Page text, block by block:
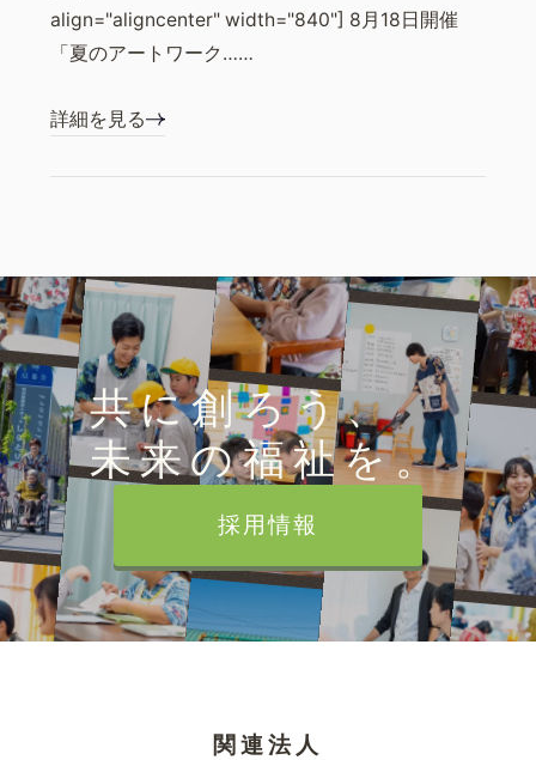
align="aligncenter" width="840"] 8月18日開催
「夏のアートワーク……
詳細を見る
共に創ろう、
未来の福祉を。
採用情報
関連法人